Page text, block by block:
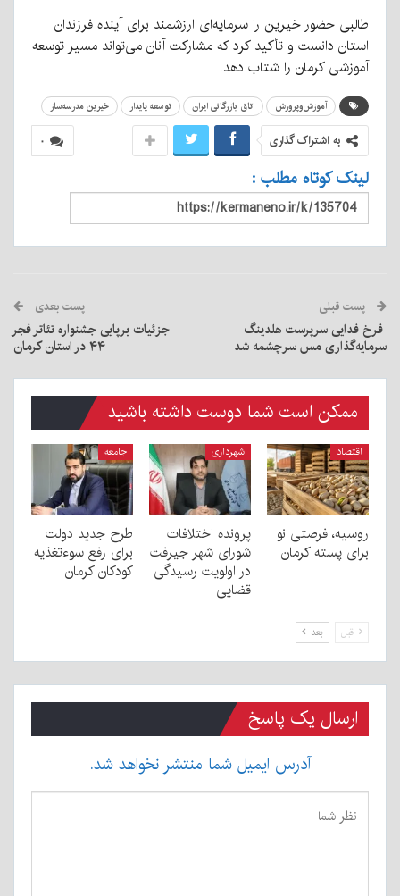
طالبی حضور خیرین را سرمایه‌ای ارزشمند برای آینده فرزندان
استان دانست و تأکید کرد که مشارکت آنان می‌تواند مسیر توسعه
آموزشی کرمان را شتاب دهد.
آموزش‌وپرورش اتاق بازرگانی ایران توسعه پایدار خیرین مدرسه‌ساز
۰ به اشتراک گذاری
لینک کوتاه مطلب :
پست قبلی
فرخ فدایی سرپرست هلدینگ
سرمایه‌گذاری مس سرچشمه شد
پست بعدی
جزئیات برپایی جشنواره تئاتر فجر
۴۴ در استان کرمان
ممکن است شما دوست داشته باشید
اقتصاد
روسیه، فرصتی نو
برای پسته کرمان
شهرداری
پرونده اختلافات
شورای شهر جیرفت
در اولویت رسیدگی
قضایی
جامعه
طرح جدید دولت
برای رفع سوءتغذیه
کودکان کرمان
قبل بعد
ارسال یک پاسخ
آدرس ایمیل شما منتشر نخواهد شد.